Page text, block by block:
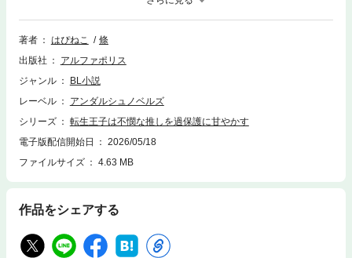
る、カルロという攻略対象がいた。前世でカルロが推しだったリヒトは、
自分が今から介入すれば、悲劇を回避出来るうえに、ヒロインとカルロが
結ばれるルートに誘導できると思い立ち、前世の知識を駆使して動き始め
電子版は単行本をもとに編集しています
著者 はぴねこ
條
出版社
アルファポリス
ジャンル
BL小説
レーベル
アンダルシュノベルズ
シリーズ
転生王子は不憫な推しを過保護に甘やかす
電子版配信開始日
2026/05/18
ファイルサイズ
4.63 MB
作品をシェアする